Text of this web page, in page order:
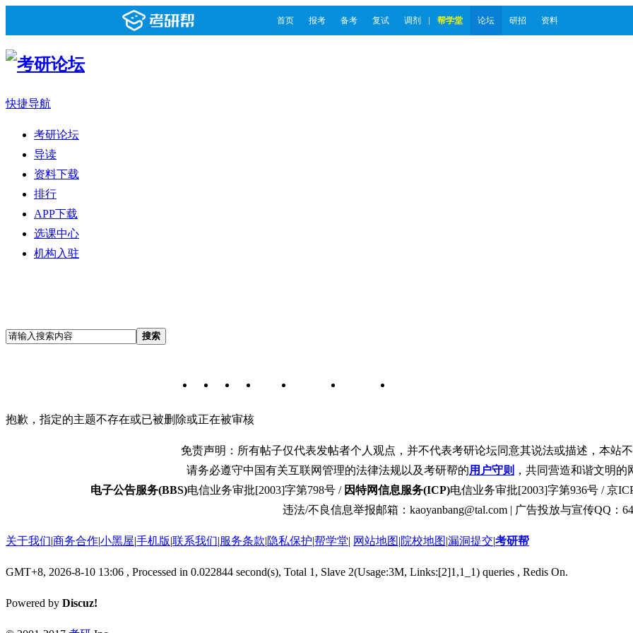
首页 报考 备考 复试 调剂 帮学堂 论坛 研招 资料
快捷导航
考研论坛
导读
资料下载
排行
APP下载
选课中心
机构入驻
搜索
抱歉，指定的主题不存在或已被删除或正在被审核
免责声明：所有帖子仅代表发帖者个人观点，并不代表考研论坛同意其说法或描述，本站
请务必遵守中国有关互联网管理的法律法规以及考研帮的用户守则 ，共同营造和谐文明
电子公告服务(BBS)电信业务审批[2003]字第798号 / 因特网信息服务(ICP)电信业务审批[2003]字第936号 / 京
违法/不良信息举报邮箱：kaoyanbang@tal.com | 广告投放与宣传QQ：
关于我们|商务合作|小黑屋|手机版|联系我们|服务条款|隐私保护|帮学堂| 网站地图|院校地图|漏洞提交|考研帮
GMT+8, 2026-8-10 13:06 , Processed in 0.022844 second(s), Total 1, Slave 2(Usage:3M, Links:[2]1,1_1) queries , Redis On.
Powered by Discuz!